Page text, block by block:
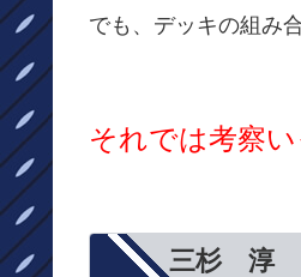
でも、デッキの組み
それでは考察
三杉 淳